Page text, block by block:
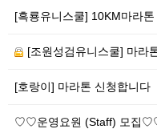
[흑룡유니스쿨] 10KM마라톤
[조원성검유니스쿨] 마라
[호랑이] 마라톤 신청합니다
♡♡운영요원 (Staff) 모집